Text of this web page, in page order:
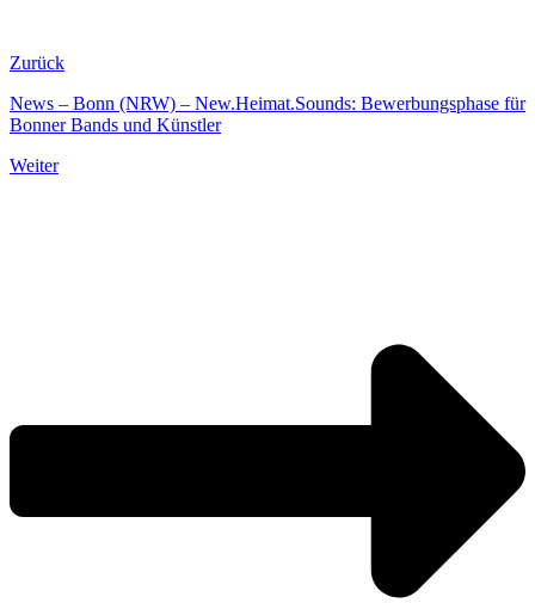
Zurück
News – Bonn (NRW) – New.Heimat.Sounds: Bewerbungsphase für
Bonner Bands und Künstler
Weiter